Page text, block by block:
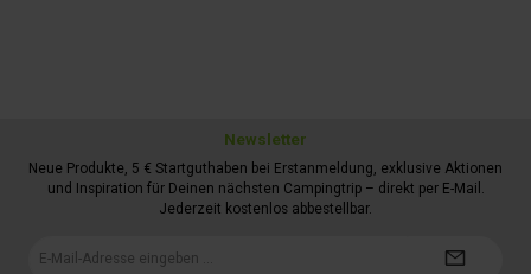
Newsletter
Neue Produkte, 5 € Startguthaben bei Erstanmeldung, exklusive Aktionen
und Inspiration für Deinen nächsten Campingtrip – direkt per E-Mail.
Jederzeit kostenlos abbestellbar.